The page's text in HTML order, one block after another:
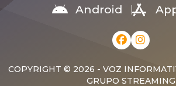
síntomas
cinco
que,
Android
COPYRIGHT © 2026 - VOZ
GRUPO STREAMING